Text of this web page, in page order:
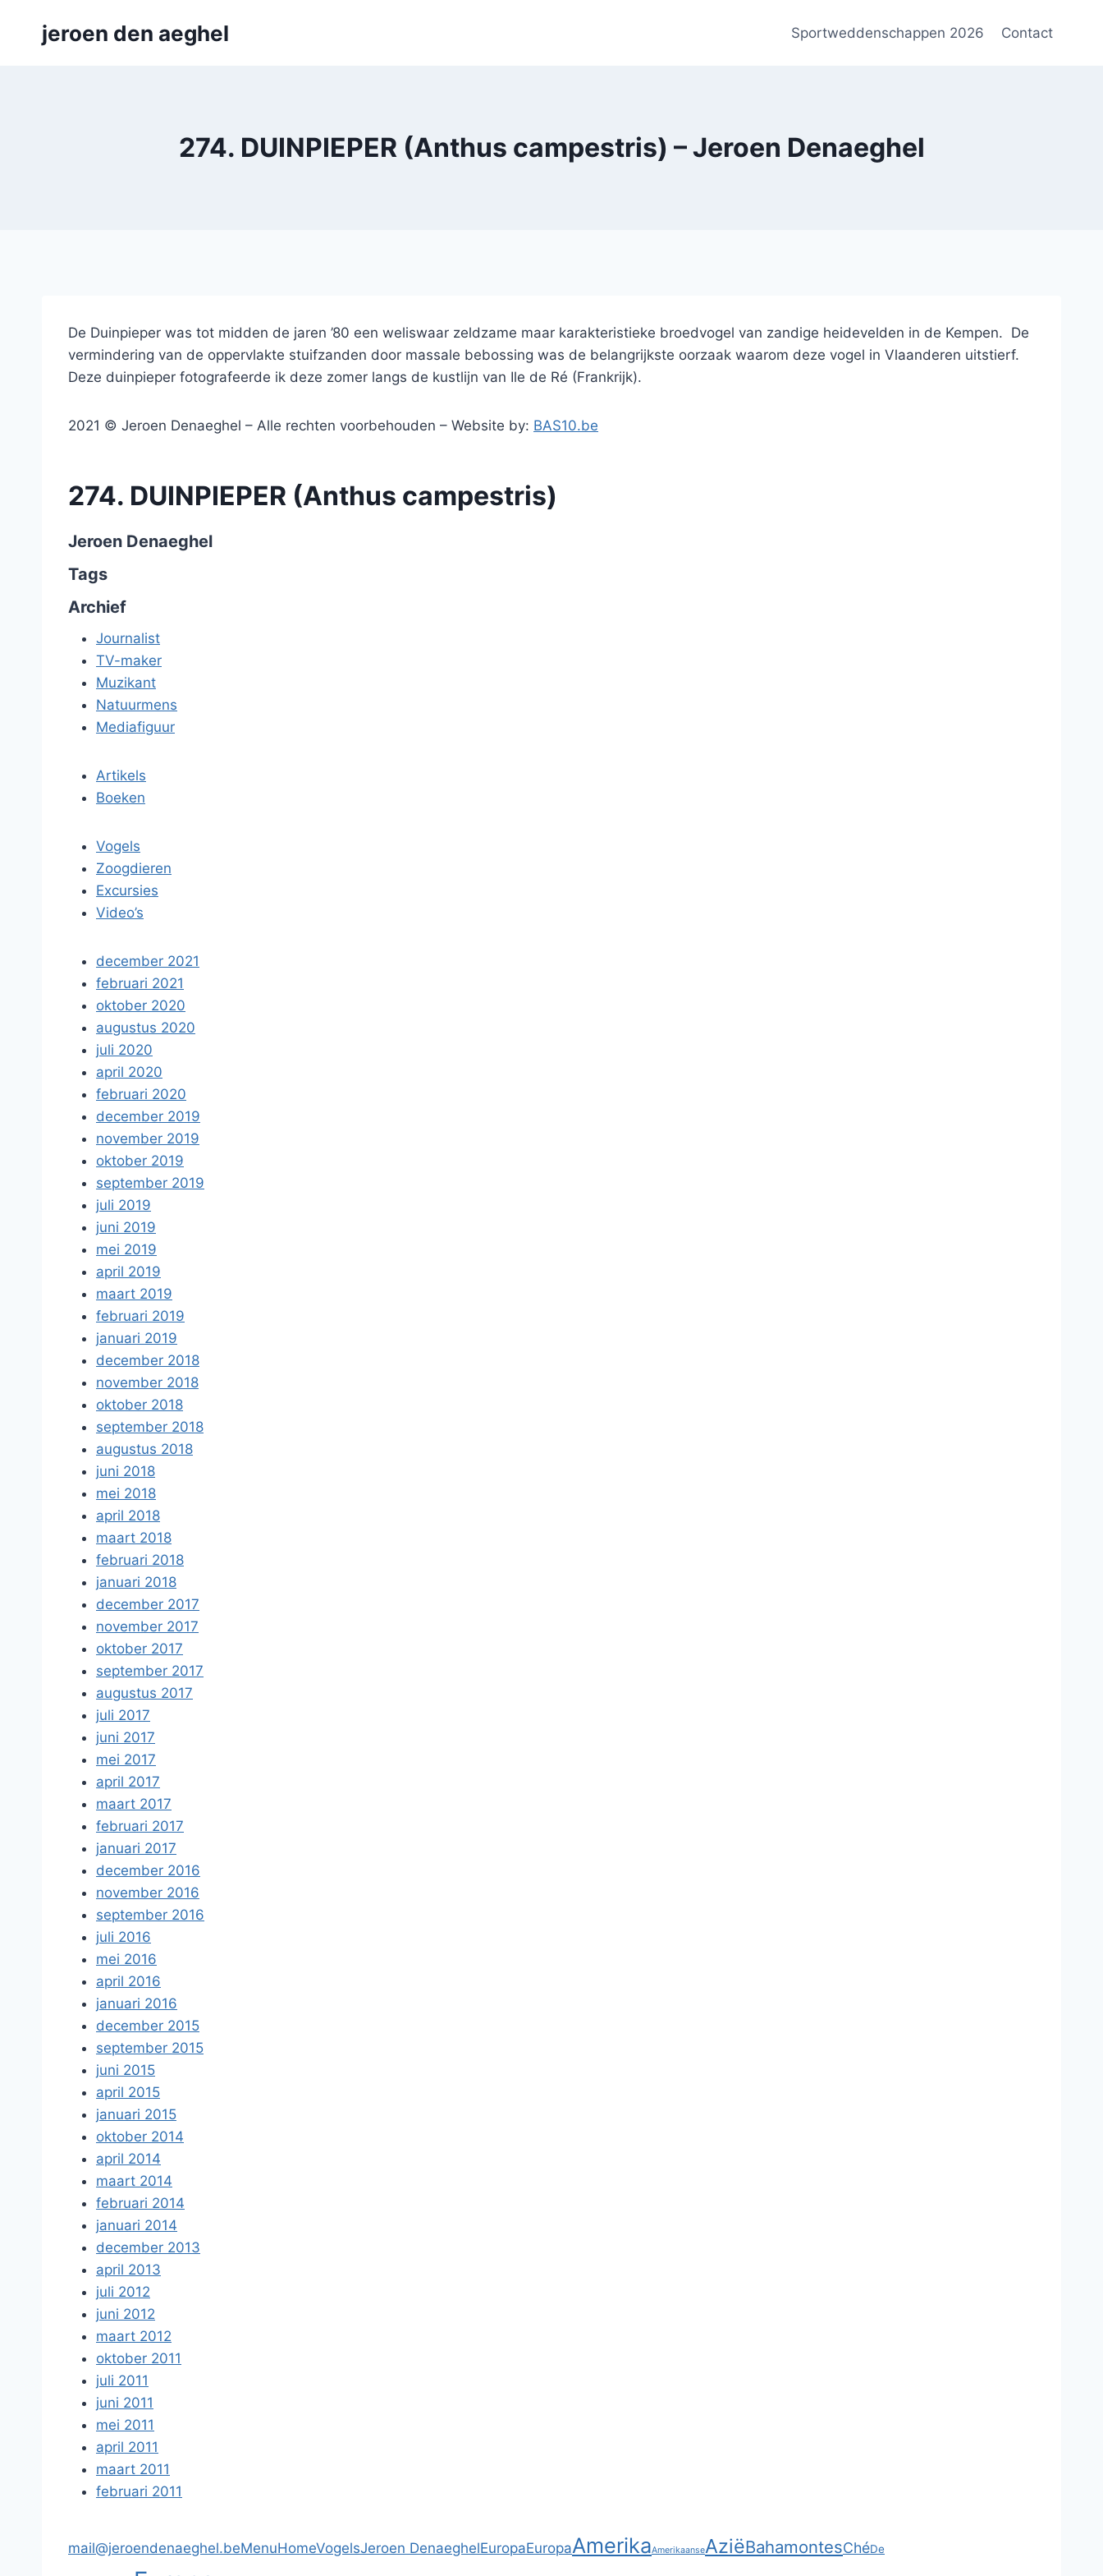
jeroen den aeghel Sportweddenschappen 2026 Contact
274. DUINPIEPER (Anthus campestris) – Jeroen Denaeghel
De Duinpieper was tot midden de jaren ’80 een weliswaar zeldzame maar karakteristieke broedvogel van zandige heidevelden in de Kempen. De
vermindering van de oppervlakte stuifzanden door massale bebossing was de belangrijkste oorzaak waarom deze vogel in Vlaanderen uitstierf.
Deze duinpieper fotografeerde ik deze zomer langs de kustlijn van Ile de Ré (Frankrijk).
2021 © Jeroen Denaeghel – Alle rechten voorbehouden – Website by: BAS10.be
274. DUINPIEPER (Anthus campestris)
Jeroen Denaeghel
Tags
Archief
Journalist
TV-maker
Muzikant
Natuurmens
Mediafiguur
Artikels
Boeken
Vogels
Zoogdieren
Excursies
Video’s
december 2021
februari 2021
oktober 2020
augustus 2020
juli 2020
april 2020
februari 2020
december 2019
november 2019
oktober 2019
september 2019
juli 2019
juni 2019
mei 2019
april 2019
maart 2019
februari 2019
januari 2019
december 2018
november 2018
oktober 2018
september 2018
augustus 2018
juni 2018
mei 2018
april 2018
maart 2018
februari 2018
januari 2018
december 2017
november 2017
oktober 2017
september 2017
augustus 2017
juli 2017
juni 2017
mei 2017
april 2017
maart 2017
februari 2017
januari 2017
december 2016
november 2016
september 2016
juli 2016
mei 2016
april 2016
januari 2016
december 2015
september 2015
juni 2015
april 2015
januari 2015
oktober 2014
april 2014
maart 2014
februari 2014
januari 2014
december 2013
april 2013
juli 2012
juni 2012
maart 2012
oktober 2011
juli 2011
juni 2011
mei 2011
april 2011
maart 2011
februari 2011
mail@jeroendenaeghel.beMenuHomeVogelsJeroen DenaeghelEuropaEuropaAmerikaAmerikaanseAziëBahamontesChéDe